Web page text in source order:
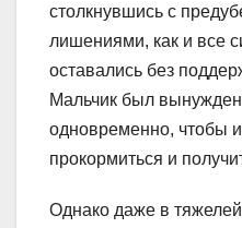
столкнувшись с
лишениями, как и все
оставались без
Мальчик был вынужден
одновременно, чтобы
прокормиться и
Однако даже в